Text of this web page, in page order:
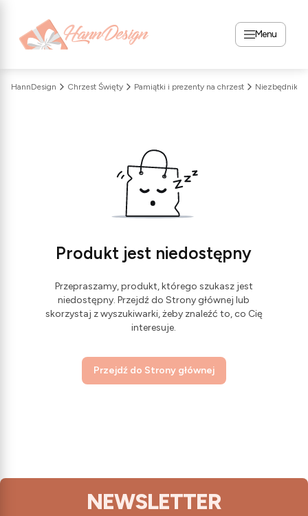
Menu
HannDesign Chrzest Święty Pamiątki i prezenty na chrzest
Produkt jest niedostępny
Przepraszamy, produkt, którego szukasz jest
niedostępny. Przejdź do Strony głównej lub
skorzystaj z wyszukiwarki, żeby znaleźć to, co Cię
interesuje.
Przejdź do Strony głównej
NEWSLETTER